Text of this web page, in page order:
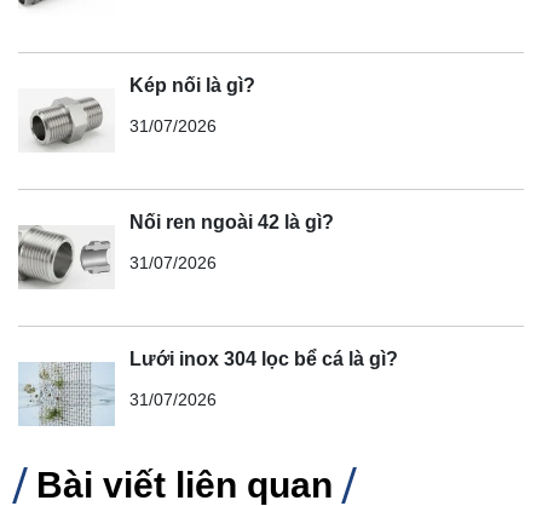
Kép nối là gì?
31/07/2026
Nối ren ngoài 42 là gì?
31/07/2026
Lưới inox 304 lọc bể cá là gì?
31/07/2026
Bài viết liên quan